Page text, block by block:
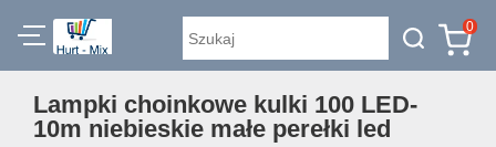
0
Lampki choinkowe kulki 100 LED-
10m niebieskie małe perełki led